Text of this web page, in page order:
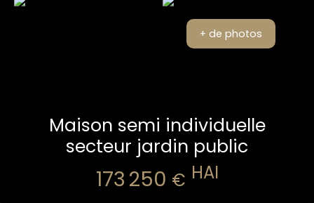
+ de photos
Maison semi individuelle
secteur jardin public
173 250 € HAI